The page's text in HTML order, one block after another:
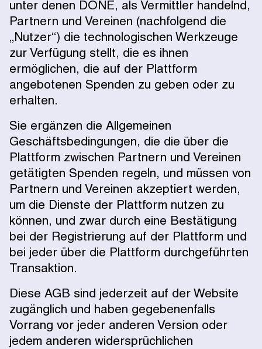
unter denen DONE, als Vermittler handelnd,
Partnern und Vereinen (nachfolgend die
„Nutzer“) die technologischen Werkzeuge
zur Verfügung stellt, die es ihnen
ermöglichen, die auf der Plattform
angebotenen Spenden zu geben oder zu
erhalten.
Sie ergänzen die Allgemeinen
Geschäftsbedingungen, die die über die
Plattform zwischen Partnern und Vereinen
getätigten Spenden regeln, und müssen von
Partnern und Vereinen akzeptiert werden,
um die Dienste der Plattform nutzen zu
können, und zwar durch eine Bestätigung
bei der Registrierung auf der Plattform und
bei jeder über die Plattform durchgeführten
Transaktion.
Diese AGB sind jederzeit auf der Website
zugänglich und haben gegebenenfalls
Vorrang vor jeder anderen Version oder
jedem anderen widersprüchlichen